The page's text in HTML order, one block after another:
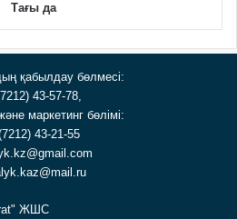
Тағы да
қабылдау бөлмесі:
43-57-78,
маркетинг бөлімі:
43-21-55
ЖШС